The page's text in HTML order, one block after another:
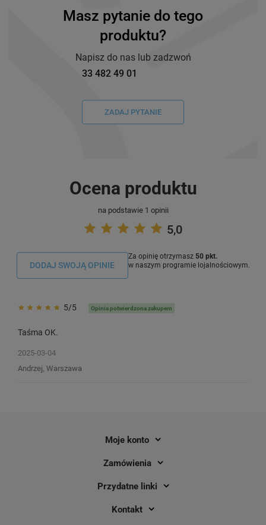
Masz pytanie do tego
produktu?
Napisz do nas lub zadzwoń
33 482 49 01
ZADAJ PYTANIE
Ocena produktu
na podstawie 1 opinii
5,0
DODAJ SWOJĄ OPINIE
Za opinię otrzymasz 50 pkt.
w naszym programie lojalnościowym.
5/5 Opinia potwierdzona zakupem
Taśma OK.
2025-03-04
Andrzej, Warszawa
Moje konto
Zamówienia
Przydatne linki
Kontakt